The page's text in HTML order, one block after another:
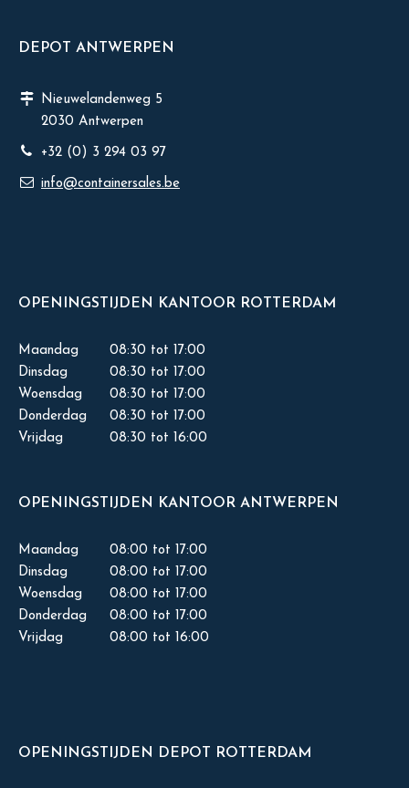
DEPOT ANTWERPEN
Nieuwelandenweg 5
2030 Antwerpen
+32 (0) 3 294 03 97
info@containersales.be
OPENINGSTIJDEN KANTOOR ROTTERDAM
Maandag
08:30 tot 17:00
Dinsdag
08:30 tot 17:00
Woensdag
08:30 tot 17:00
Donderdag
08:30 tot 17:00
Vrijdag
08:30 tot 16:00
OPENINGSTIJDEN KANTOOR ANTWERPEN
Maandag
08:00 tot 17:00
Dinsdag
08:00 tot 17:00
Woensdag
08:00 tot 17:00
Donderdag
08:00 tot 17:00
Vrijdag
08:00 tot 16:00
OPENINGSTIJDEN DEPOT ROTTERDAM